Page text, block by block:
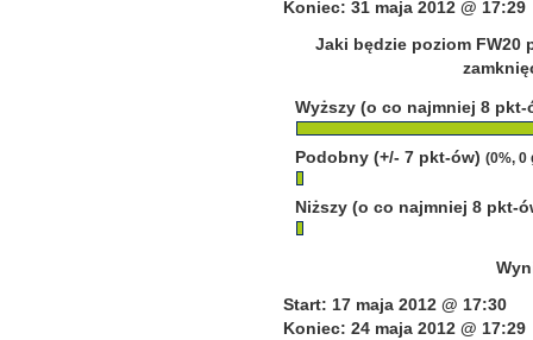
Koniec: 31 maja 2012 @ 17:29
Jaki będzie poziom FW20
Wyższy (o co najmniej 8
Podobny (+/- 7 pkt-ów) (0%, 0
Niższy (o co najmniej 8 pkt-
Start: 17 maja 2012 @ 17:30
Koniec: 24 maja 2012 @ 17:29